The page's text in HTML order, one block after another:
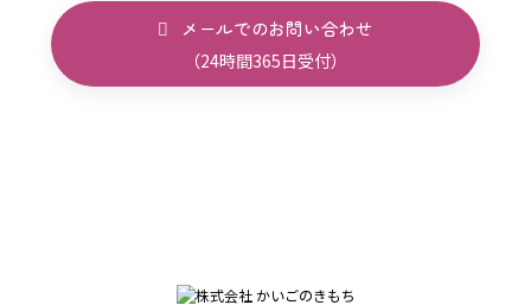
メールでのお問い合わせ
（24時間365日受付）